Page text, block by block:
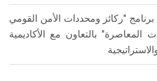
"ركائز ومحددات الأمن القومي
بالتعاون مع الأكاديمية